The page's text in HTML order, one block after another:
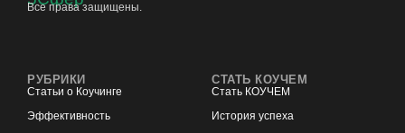
Все права защищены.
РУБРИКИ
Статьи о Коучинге
Эффективность
СТАТЬ КОУЧЕМ
Стать КОУЧЕМ
История успеха